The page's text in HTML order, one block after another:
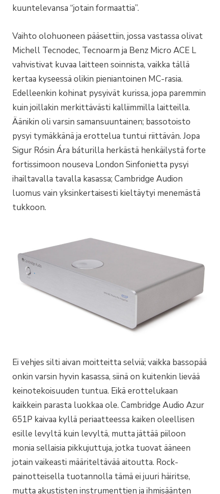
kuuntelevansa “jotain formaattia”.
Vaihto olohuoneen pääsettiin, jossa vastassa olivat
Michell Tecnodec, Tecnoarm ja Benz Micro ACE L
vahvistivat kuvaa laitteen soinnista, vaikka tällä
kertaa kyseessä olikin pieniantoinen MC-rasia.
Edelleenkin kohinat pysyivät kurissa, jopa paremmin
kuin joillakin merkittävästi kalliimmilla laitteilla.
Äänikin oli varsin samansuuntainen; bassotoisto
pysyi tymäkkänä ja erottelua tuntui riittävän. Jopa
Sigur Rósin Ára báturilla herkästä henkäilystä forte
fortissimoon nouseva London Sinfonietta pysyi
ihailtavalla tavalla kasassa; Cambridge Audion
luomus vain yksinkertaisesti kieltäytyi menemästä
tukkoon.
Ei vehjes silti aivan moitteitta selviä; vaikka bassopää
onkin varsin hyvin kasassa, siinä on kuitenkin lievää
keinotekoisuuden tuntua. Eikä erottelukaan
kaikkein parasta luokkaa ole. Cambridge Audio Azur
651P kaivaa kyllä periaatteessa kaiken oleellisen
esille levyltä kuin levyltä, mutta jättää piiloon
monia sellaisia pikkujuttuja, jotka tuovat ääneen
jotain vaikeasti määriteltävää aitoutta. Rock-
painotteisella tuotannolla tämä ei juuri häiritse,
mutta akustisten instrumenttien ja ihmisäänten